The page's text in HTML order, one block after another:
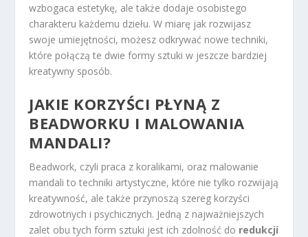
wzbogaca estetykę, ale także dodaje osobistego
charakteru każdemu dziełu. W miarę jak rozwijasz
swoje umiejętności, możesz odkrywać nowe techniki,
które połączą te dwie formy sztuki w jeszcze bardziej
kreatywny sposób.
JAKIE KORZYŚCI PŁYNĄ Z
BEADWORKU I MALOWANIA
MANDALI?
Beadwork, czyli praca z koralikami, oraz malowanie
mandali to techniki artystyczne, które nie tylko rozwijają
kreatywność, ale także przynoszą szereg korzyści
zdrowotnych i psychicznych. Jedną z najważniejszych
zalet obu tych form sztuki jest ich zdolność do redukcji